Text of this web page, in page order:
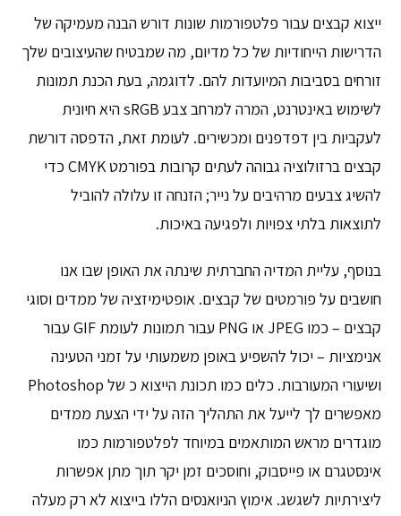
ייצוא קבצים עבור פלטפורמות שונות דורש הבנה מעמיקה של
הדרישות הייחודיות של כל מדיום, מה שמבטיח שהעיצובים שלך
זורחים בסביבות המיועדות להם. לדוגמה, בעת הכנת תמונות
לשימוש באינטרנט, המרה למרחב צבע sRGB היא חיונית
לעקביות בין דפדפנים ומכשירים. לעומת זאת, הדפסה דורשת
קבצים ברזולוציה גבוהה לעתים קרובות בפורמט CMYK כדי
להשיג צבעים מרהיבים על נייר; הזנחה זו עלולה להוביל
לתוצאות בלתי צפויות ולפגיעה באיכות.
בנוסף, עליית המדיה החברתית שינתה את האופן שבו אנו
חושבים על פורמטים של קבצים. אופטימיזציה של ממדים וסוגי
קבצים – כמו JPEG או PNG עבור תמונות לעומת GIF עבור
אנימציות – יכול להשפיע באופן משמעותי על זמני הטעינה
ושיעורי המעורבות. כלים כמו תכונת הייצוא כ של Photoshop
מאפשרים לך לייעל את התהליך הזה על ידי הצעת ממדים
מוגדרים מראש המותאמים במיוחד לפלטפורמות כמו
אינסטגרם או פייסבוק, וחוסכים זמן יקר תוך מתן אפשרות
ליצירתיות לשגשג. אימוץ הניואנסים הללו בייצוא לא רק מעלה